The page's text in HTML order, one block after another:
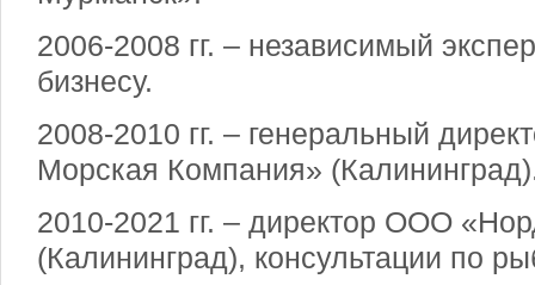
2006-2008 гг. – независимый
бизнесу.
2008-2010 гг. – генеральный
Морская Компания»
2010-2021 гг. – директор ООО
(Калининград), консультации по